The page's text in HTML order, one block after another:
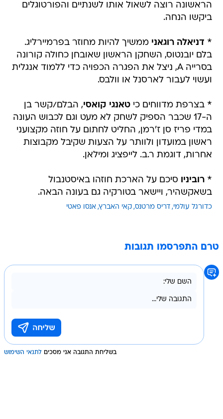
הראשונה רוצה לשאול אותו לשנתיים והפורטוגלים
ביקשו הנחה.
* דניאלה רוגאני ממשיך להיות מחוזר בפרמיירליג.
בלם יובנטוס, השחקן הראשון שאובחן כחולה קורונה
בסרייה A, ניצל את הפגרה הכפויה כדי ללמוד אנגלית
ועשוי לעבור לארסנל או וולבס.
* בצרפת מדווחים כיטאנגי קואסי, הבלם/קשר בן
ה-17 שכבר הספיק לשחק לא מעט וגם לכבוש העונה
במדי פריז סן ז'רמן, החליט לחתום על חוזה מקצועני
ראשון במועדון ולוותר על הצעות שקיבל מקבוצות
אחרות, דוגמת ר.ב. לייפציג ומילאן.
*רוביניו סיכם על הארכת חוזהו באיסטנבול
בשאקשהיר, ויישאר בטורקיה גם בעונה הבאה.
כדורגל עולמי דריס מרטנס קאי האברץ אנסו פאטי
טרם התפרסמו תגובות
בשליחת התגובה אני מסכים לתנאי השימוש